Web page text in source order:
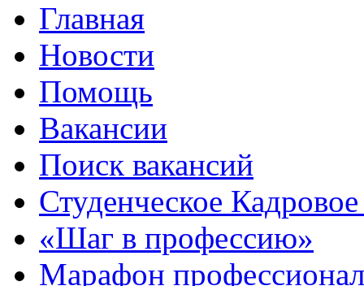
Главная
Новости
Помощь
Вакансии
Поиск вакансий
Студенческое Кадровое
«Шаг в профессию»
Марафон